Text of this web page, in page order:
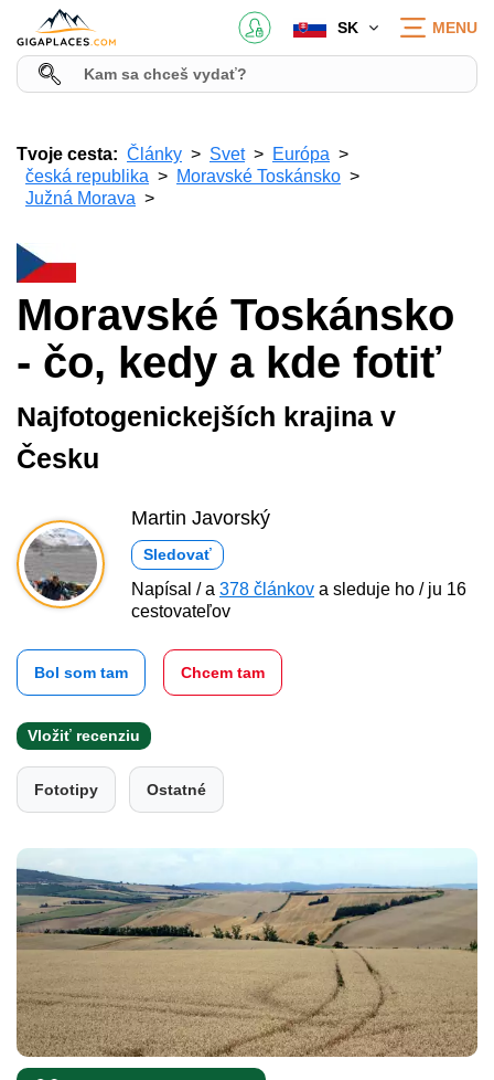
SK MENU
Tvoje cesta: Články Svet
Európa
česká republika
Moravské Toskánsko
Južná Morava
Moravské Toskánsko
- čo, kedy a kde fotiť
Najfotogenickejších krajina v
Česku
Martin Javorský
Sledovať
Napísal / a 378 článkov a sleduje ho / ju 16
cestovateľov
Bol som tam Chcem tam
Vložiť recenziu
Fototipy Ostatné